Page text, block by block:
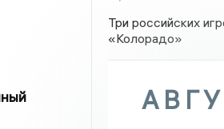
Три российских
«Колорадо»